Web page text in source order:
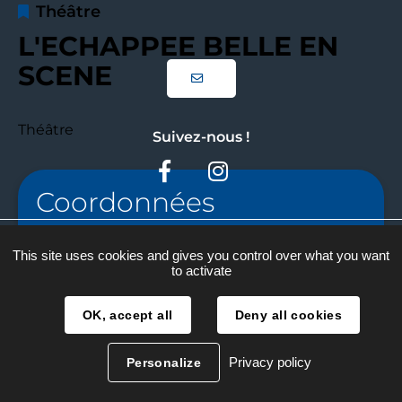
Théâtre
L'ECHAPPEE BELLE EN
SCENE
Théâtre
Coordonnées
06 63 43 81 87
Suivez-nous !
Facebook
Instagram
Mentions légales
Traitement des données
Accessibilité
Réalisation :La Fabrique
This site uses cookies and gives you control over what you want
to activate
OK, accept all Deny all cookies
Personalize Privacy policy